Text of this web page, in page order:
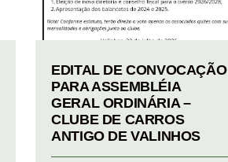
EDITAL DE CONVOCAÇÃO
PARA ASSEMBLÉIA
GERAL ORDINÁRIA –
CLUBE DE CARROS
ANTIGO DE VALINHOS